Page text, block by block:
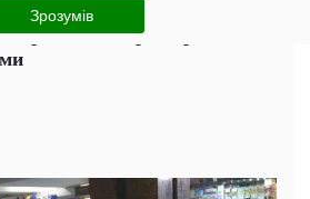
Зрозумів
долар і євро